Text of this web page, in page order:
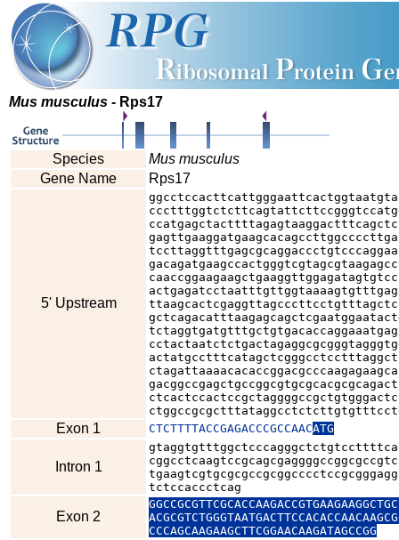
Mus musculus - Rps17
Species
Mus musculus
Gene Name
Rps17
5' Upstream
Exon 1 CTCTTTTACCGAGACCCGCCAACATG
Intron 1
tctccaccctcag
Exon 2
CCCAGCAAGAAGCTTCGGAACAAGATAGCCGG